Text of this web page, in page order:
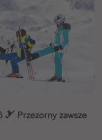
Przezorny zawsze